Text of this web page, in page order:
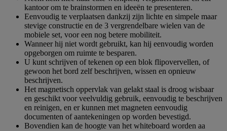
kantoor om te brainstormen en ideeën te presenteren.
Eenvoudig te verplaatsen dankzij zijn lichte en simpele maar
stevige constructie en de 3 vergrendelbare wielen van de
mobiele set, voor een nog betere mobiliteit.
Wanneer hij niet wordt gebruikt, kan hij eenvoudig worden
opgeborgen om ruimte te besparen.
U kunt schrijven of tekenen op een blok flipovervellen, of
gewoon het bord zelf beschrijven, wissen en opnieuw
beschrijven.
Het magnetisch oppervlak van gelakt staal is droog wisbaar
en geschikt voor veelvuldig gebruik, eenvoudig te beschrijven
en reinigen, en er kunnen met magneten eenvoudig
documenten of aantekeningen op worden bevestigd.
Bovendien kan de hoogte van het whiteboard worden aa